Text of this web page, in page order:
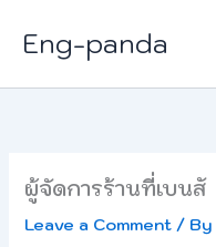
content
Eng-panda
ผู้จัดการร้านที่เบนสั
Leave a Comment / By